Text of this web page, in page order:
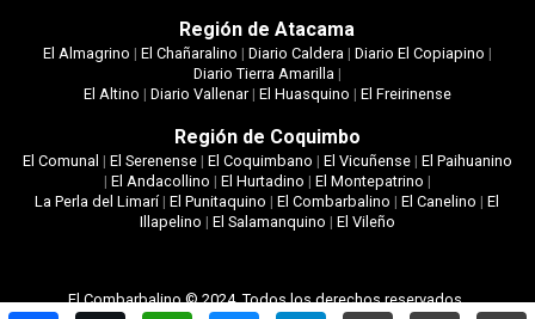
Región de Atacama
El Almagrino | El Chañaralino | Diario Caldera| Diario El Copiapino |
Diario Tierra Amarilla|
El Altino | Diario Vallenar| El Huasquino | El Freirinense
Región de Coquimbo
El Comunal | El Serenense| El Coquimbano | El Vicuñense| El Paihuanino
| El Andacollino | El Hurtadino | El Montepatrino |
La Perla del Limarí|El Punitaquino |El Combarbalino |El Canelino |El
Illapelino | El Salamanquino | El Vileño
El Combarbalino © 2024. Todos los derechos reservados.